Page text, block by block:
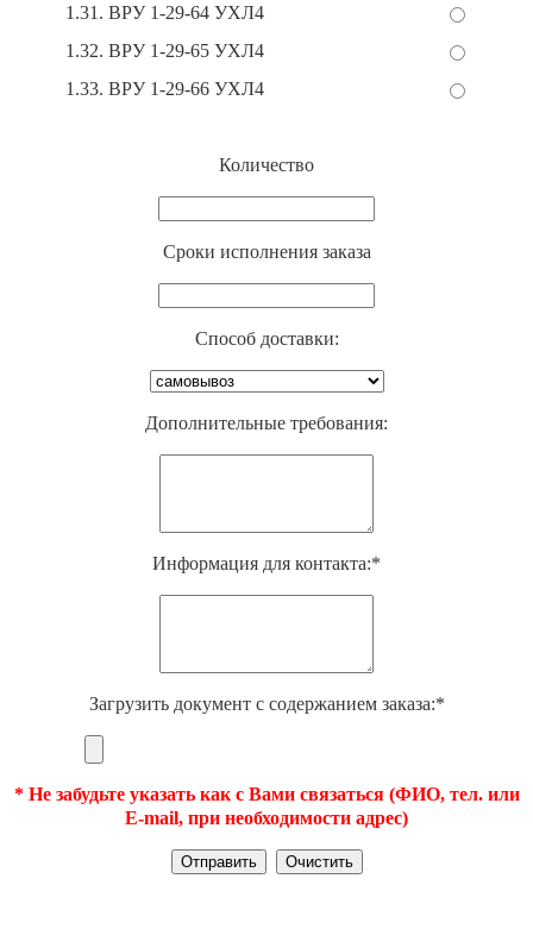
1.31. ВРУ 1-29-64 УХЛ4
1.32. ВРУ 1-29-65 УХЛ4
1.33. ВРУ 1-29-66 УХЛ4
Количество
Cроки исполнения заказа
Способ доставки:
Дополнительные требования:
Информация для контакта:*
Загрузить документ с содержанием заказа:*
* Не забудьте указать как с Вами связаться (ФИО, тел. или
E-mail, при необходимости адрес)